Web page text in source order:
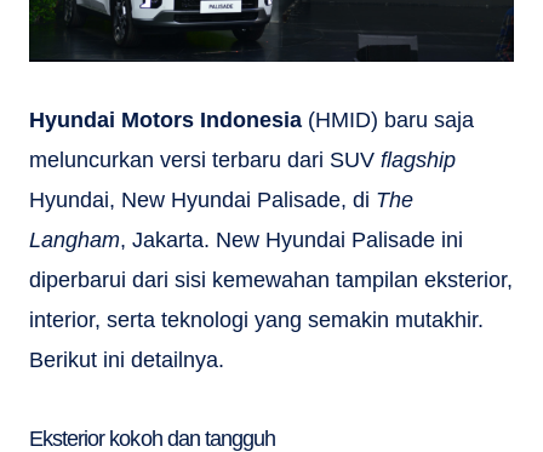
Hyundai Motors Indonesia (HMID) baru saja
meluncurkan versi terbaru dari SUV flagship
Hyundai, New Hyundai Palisade, di The
Langham, Jakarta. New Hyundai Palisade ini
diperbarui dari sisi kemewahan tampilan eksterior,
interior, serta teknologi yang semakin mutakhir.
Berikut ini detailnya.
Eksterior kokoh dan tangguh